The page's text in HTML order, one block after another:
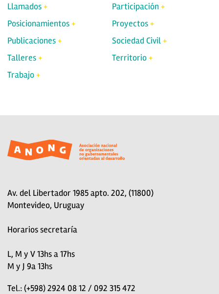
Llamados
Participación
Posicionamientos
Proyectos
Publicaciones
Sociedad Civil
Talleres
Territorio
Trabajo
Av. del Libertador 1985 apto. 202, (11800)
Montevideo, Uruguay
Horarios secretaría
L, M y V 13hs a 17hs
M y J 9a 13hs
Tel.: (+598) 2924 08 12 / 092 315 472